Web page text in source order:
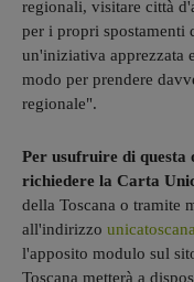
regionali, visitare città
per i propri spostamenti
un'iniziativa apprezzata
modo per prendere
regionale".
Per usufruire di
richiedere la Carta
della Toscana o tramite
all'indirizzo
l'apposito modulo sul
Toscana metterà a